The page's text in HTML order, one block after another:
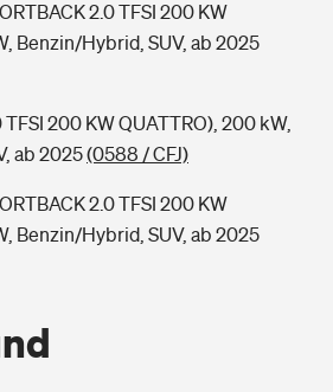
2.0 TFSI 200 KW
Benzin/Hybrid, SUV, ab 2025
200 KW QUATTRO), 200 kW,
ab 2025(0588 / CFJ)
2.0 TFSI 200 KW
Benzin/Hybrid, SUV, ab 2025